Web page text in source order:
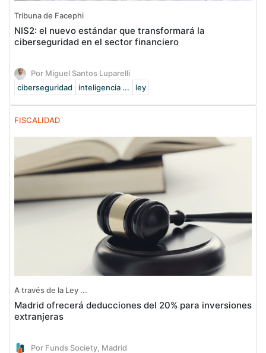
Tribuna de Facephi
NIS2: el nuevo estándar que transformará la
ciberseguridad en el sector financiero
Por Miguel Santos Luparelli
ciberseguridad
inteligencia ... ley
FISCALIDAD
A través de la Ley ...
Madrid ofrecerá deducciones del 20% para inversiones
extranjeras
Por Funds Society, Madrid